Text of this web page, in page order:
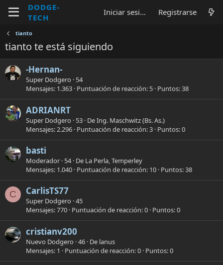
DODGE-
TECH
Iniciar sesión Registrarse
tianto
tianto te está siguiendo
-Hernan-
Super Dodgero · 54
Mensajes 1.363 Puntuación de reacción 5 Puntos 38
ADRIANRT
Super Dodgero · 53 · DeIng. Maschwitz (Bs. As.)
Mensajes 2.296 Puntuación de reacción 3 Puntos 0
basti
Moderador · 54· De La Perla, Temperley
Mensajes 1.040 Puntuación de reacción 10 Puntos 38
C CarlisTS77
Super Dodgero ·45
Mensajes 770 Puntuación de reacción 0 Puntos 0
cristianv200
Nuevo Dodgero ·46 · De lanus
Mensajes 1 Puntuación de reacción 0 Puntos 0